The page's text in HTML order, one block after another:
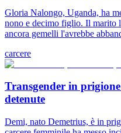
Gloria Nalongo, Uganda, ha
nono e decimo figlio. Il marito
ancora gemelli l'avrebbe
carcere
Transgender in
detenute
Demi, nato Demetrius, è in